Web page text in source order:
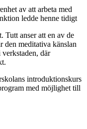
av att arbeta med
ledde henne tidigt
Tutt anser att en av de
den meditativa känslan
där
introduktionskurs
med möjlighet till